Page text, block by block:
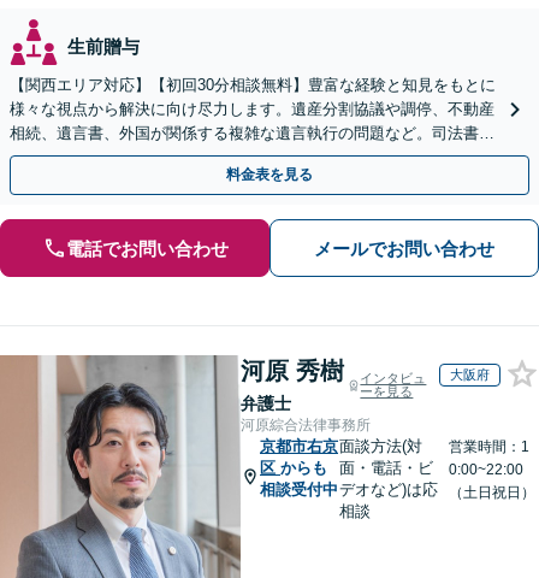
生前贈与
【関西エリア対応】【初回30分相談無料】豊富な経験と知見をもとに
様々な視点から解決に向け尽力します。遺産分割協議や調停、不動産
相続、遺言書、外国が関係する複雑な遺言執行の問題など。司法書士
や税理士とも連携し、円滑な解決を【オンライン面談可】
料金表を見る
電話でお問い合わせ メールでお問い合わせ
河原 秀樹
弁護士
インタビュ
ーを見る
大阪府
河原綜合法律事務所
京都市右京
区 からも
相談受付中
面談方法(対
面・電話・ビ
デオなど)は応
相談
営業時間：1
0:00~22:00
（土日祝日）